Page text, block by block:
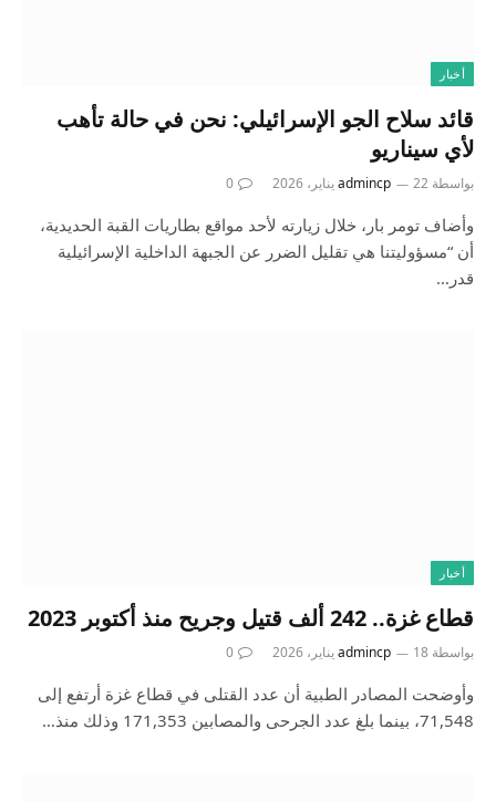
أخبار
قائد سلاح الجو الإسرائيلي: نحن في حالة تأهب
لأي سيناريو
بواسطة admincp 22 يناير، 2026 0
وأضاف تومر بار، خلال زيارته لأحد مواقع بطاريات القبة الحديدية،
أن “مسؤوليتنا هي تقليل الضرر عن الجبهة الداخلية الإسرائيلية
قدر…
أخبار
قطاع غزة.. 242 ألف قتيل وجريح منذ أكتوبر 2023
بواسطة admincp 18 يناير، 2026 0
وأوضحت المصادر الطبية أن عدد القتلى في قطاع غزة أرتفع إلى
71,548، بينما بلغ عدد الجرحى والمصابين 171,353 وذلك منذ…